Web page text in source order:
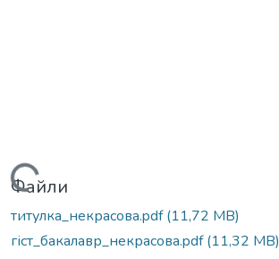
Вантажиться...
Файли
титулка_некрасова.pdf(11,72 MB)
гіст_бакалавр_некрасова.pdf(11,32 MB)